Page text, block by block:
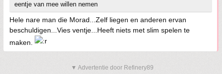
eentje van mee willen nemen
Hele nare man die Morad...Zelf liegen en anderen ervan
beschuldigen...Vies ventje...Heeft niets met slim spelen te
maken.
▼ Advertentie door Refinery89